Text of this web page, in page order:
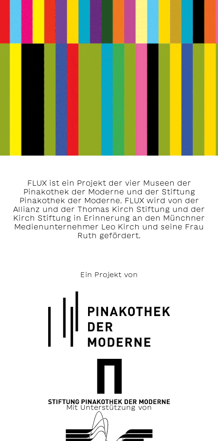
FLUX ist ein Projekt der vier Museen der
Pinakothek der Moderne und der Stiftung
Pinakothek der Moderne. FLUX wird von der
Allianz und der Thomas Kirch Stiftung und der
Kirch Stiftung in Erinnerung an den Münchner
Medienunternehmer Leo Kirch und seine Frau
Ruth gefördert.
Ein Projekt von
Mit Unterstützung von